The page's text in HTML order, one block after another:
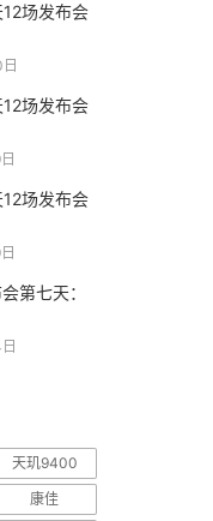
场发布会
场发布会
场发布会
第七天：
天玑9400
康佳